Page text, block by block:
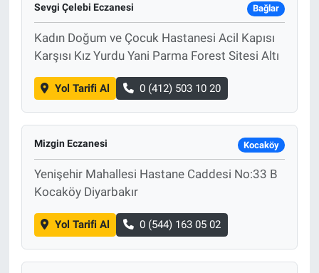
Sevgi Çelebi Eczanesi Bağlar
Kadın Doğum ve Çocuk Hastanesi Acil Kapısı
Karşısı Kız Yurdu Yani Parma Forest Sitesi Altı
Yol Tarifi Al 0 (412) 503 10 20
Mizgin Eczanesi Kocaköy
Yenişehir Mahallesi Hastane Caddesi No:33 B
Kocaköy Diyarbakır
Yol Tarifi Al 0 (544) 163 05 02